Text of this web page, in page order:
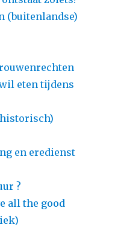
(buitenlandse)
eten tijdens
en eredienst
?
all the good